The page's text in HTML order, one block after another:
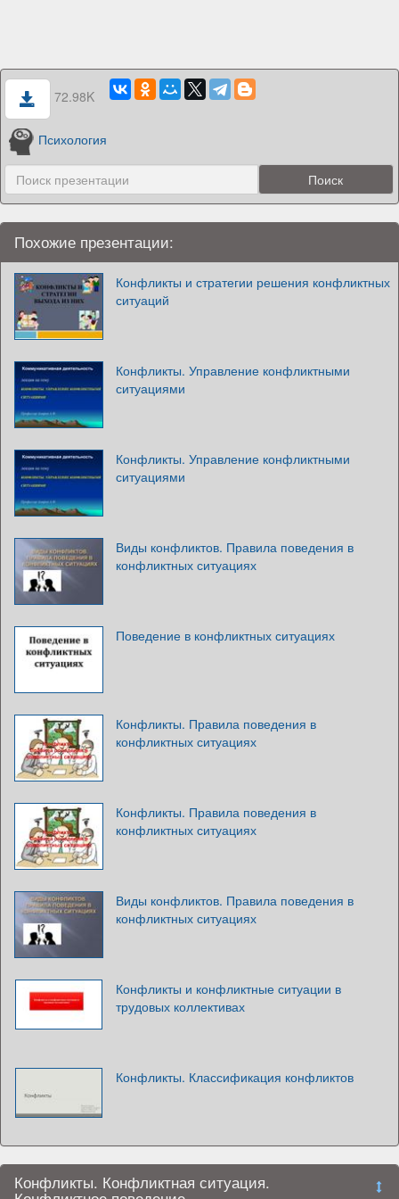
72.98K
Психология
Похожие презентации:
Конфликты и стратегии решения конфликтных
ситуаций
Конфликты. Управление конфликтными
ситуациями
Конфликты. Управление конфликтными
ситуациями
Виды конфликтов. Правила поведения в
конфликтных ситуациях
Поведение в конфликтных ситуациях
Конфликты. Правила поведения в
конфликтных ситуациях
Конфликты. Правила поведения в
конфликтных ситуациях
Виды конфликтов. Правила поведения в
конфликтных ситуациях
Конфликты и конфликтные ситуации в
трудовых коллективах
Конфликты. Классификация конфликтов
Конфликты. Конфликтная ситуация.